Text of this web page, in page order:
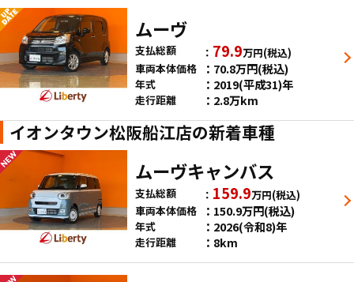
ムーヴ
支払総額 79.9万円(税込)
車両本体価格
70.8万円(税込)
年式 2019(平成31)年
走行距離 2.8万km
イオンタウン松阪船江店の新着車種
ムーヴキャンバス
支払総額 159.9万円(税込)
車両本体価格
150.9万円(税込)
年式 2026(令和8)年
走行距離 8km